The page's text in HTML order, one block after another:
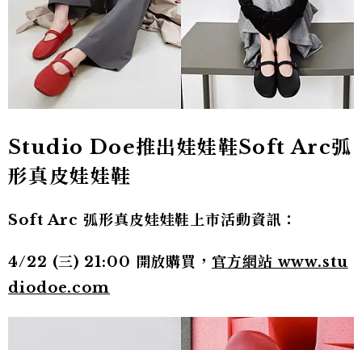
Studio Doe推出娃娃鞋Soft Arc弧
形真皮娃娃鞋
Soft Arc 弧形真皮娃娃鞋上市活動資訊：
4/22 (三) 21:00 開放購買， 官方網站 www.stu
diodoe.com